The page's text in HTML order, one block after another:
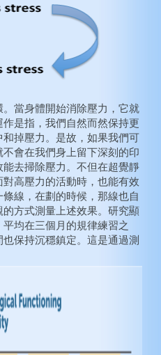
當身體開始消除壓力，它就
是指，我們自然而然保持更
掉壓力。是故，如果我們可
會在我們身上留下深刻的印
去掃除壓力。不但在超覺靜
高壓力的活動時，也能有效
線，在劃的時候，那線也自
方式測量上述效果。研究顯
均在三個月的規律練習之
保持沉穩鎮定。這是通過測